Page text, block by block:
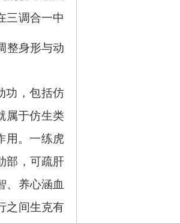
三调合一中
整身形与动
功，包括仿
属于仿生类
用。一练虎
部，可疏肝
、养心涵血
之间生克有